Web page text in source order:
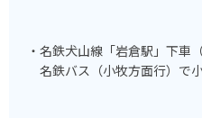
・名鉄犬山線「岩倉駅」下車
名鉄バス（小牧方面行）で